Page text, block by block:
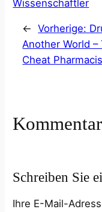
Wissenschaftler
← Vorherige:
Another World
Cheat
Schreiben Sie
Ihre E-Mail-